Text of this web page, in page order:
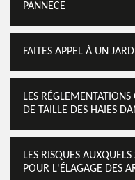
PANNECE
FAITES APPEL À UN
LES
DE TAILLE DES HAIES
LES RISQUES
POUR L'ÉLAGAGE DES